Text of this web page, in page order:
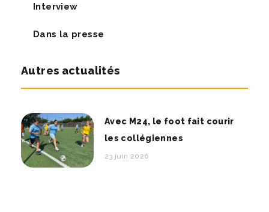
Interview
Dans la presse
Autres actualités
Avec M24, le foot fait courir
les collégiennes
23 juin 2026